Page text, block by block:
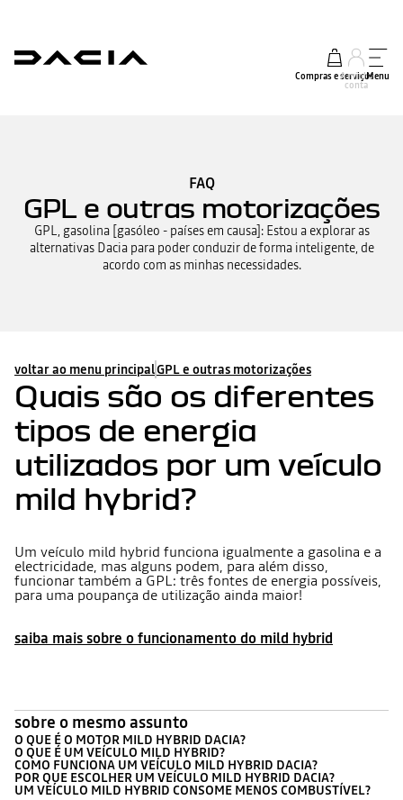
Compras e serviços
A minha
conta
Menu
FAQ
GPL e outras motorizações
GPL, gasolina [gasóleo - países em causa]: Estou a explorar as
alternativas Dacia para poder conduzir de forma inteligente, de
acordo com as minhas necessidades.
voltar ao menu principalGPL e outras motorizações
Quais são os diferentes
tipos de energia
utilizados por um veículo
mild hybrid?
Um veículo mild hybrid funciona igualmente a gasolina e a
electricidade, mas alguns podem, para além disso,
funcionar também a GPL: três fontes de energia possíveis,
para uma poupança de utilização ainda maior!
saiba mais sobre o funcionamento do mild hybrid
sobre o mesmo assunto
O QUE É O MOTOR MILD HYBRID DACIA?
O QUE É UM VEÍCULO MILD HYBRID?
COMO FUNCIONA UM VEÍCULO MILD HYBRID DACIA?
POR QUE ESCOLHER UM VEÍCULO MILD HYBRID DACIA?
UM VEÍCULO MILD HYBRID CONSOME MENOS COMBUSTÍVEL?